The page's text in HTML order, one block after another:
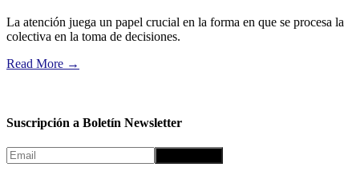
La atención juega un papel crucial en la forma en que se procesa
colectiva en la toma de decisiones.
Read More →
Suscripción a Boletín Newsletter